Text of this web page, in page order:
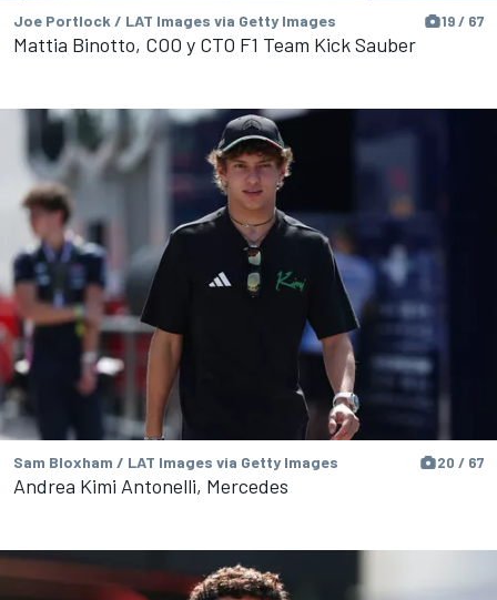
Joe Portlock / LAT Images via Getty Images 19 / 67
Mattia Binotto, COO y CTO F1 Team Kick Sauber
Sam Bloxham / LAT Images via Getty Images 20 / 67
Andrea Kimi Antonelli, Mercedes